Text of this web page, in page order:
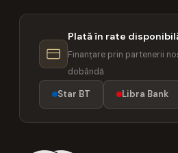
Plată în rate
Finanțare prin partenerii
dobândă
Star BT Libra Bank